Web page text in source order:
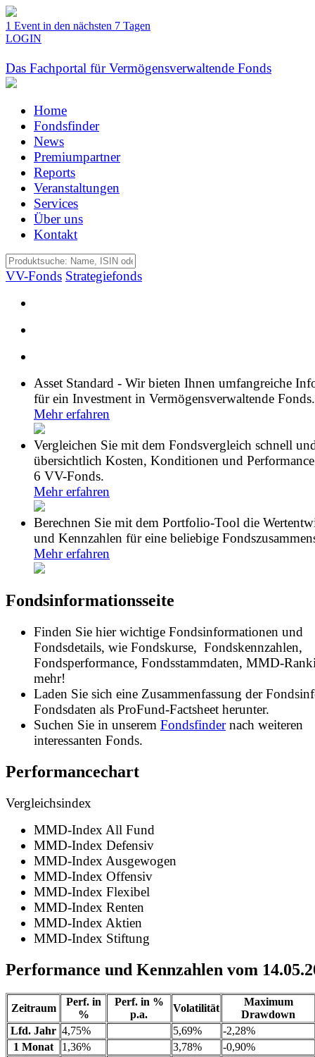
1 Event in den nächsten 7 Tagen
LOGIN
Das Fachportal für Vermögensverwaltende Fonds
Home
Fondsfinder
News
Premiumpartner
Reports
Veranstaltungen
Services
Über uns
Kontakt
VV-Fonds Strategiefonds
Asset Standard - Wir bieten Ihnen umfangreiche
für ein Investment in Vermögensverwaltende Fonds.
Mehr erfahren
Vergleichen Sie mit dem Fondsvergleich schnell
übersichtlich Kosten, Konditionen und
6 VV-Fonds.
Mehr erfahren
Berechnen Sie mit dem Portfolio-Tool die
und Kennzahlen für eine beliebige
Mehr erfahren
Fondsinformationsseite
Finden Sie hier wichtige Fondsinformationen und
Fondsdetails, wie Fondskurse, Fondskennzahlen,
Fondsperformance, Fondsstammdaten, MMD-
mehr!
Laden Sie sich eine Zusammenfassung der
Fondsdaten als ProFund-Factsheet herunter.
Suchen Sie in unserem Fondsfindernach weiteren
interessanten Fonds.
Performancechart
Vergleichsindex
MMD-Index All Fund
MMD-Index Defensiv
MMD-Index Ausgewogen
MMD-Index Offensiv
MMD-Index Flexibel
MMD-Index Renten
MMD-Index Aktien
MMD-Index Stiftung
Performance und Kennzahlen vom
Zeitraum
Perf. in
%
Perf. in %
p.a.
Volatilität
Maximum
Drawdown
Lfd. Jahr 4,75% 5,69%
-2,28%
1 Monat
1,36% 3,78%
-0,90%